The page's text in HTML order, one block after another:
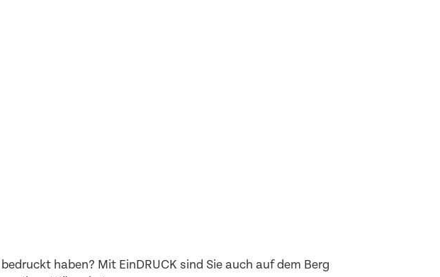
haben? Mit EinDRUCK sind Sie auch auf dem Berg